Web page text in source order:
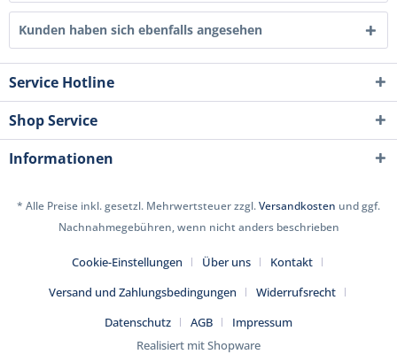
Kunden haben sich ebenfalls angesehen
Service Hotline
Shop Service
Informationen
* Alle Preise inkl. gesetzl. Mehrwertsteuer zzgl.Versandkosten und ggf.
Nachnahmegebühren, wenn nicht anders beschrieben
Cookie-Einstellungen Über uns
Kontakt
Versand und Zahlungsbedingungen
Widerrufsrecht
Datenschutz
AGB
Impressum
Realisiert mit Shopware